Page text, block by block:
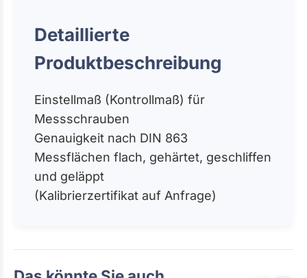
Detaillierte
Produktbeschreibung
Einstellmaß (Kontrollmaß) für
Messschrauben
Genauigkeit nach DIN 863
Messflächen flach, gehärtet, geschliffen
und geläppt
(Kalibrierzertifikat auf Anfrage)